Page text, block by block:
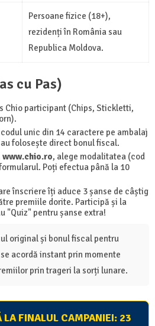
Persoane fizice (18+),
rezidenți în România sau
Republica Moldova.
cu Pas)
Chio participant (Chips, Stickletti,
unic din 14 caractere pe ambalaj
folosește direct bonul fiscal.
www.chio.ro, alege modalitatea (cod
Poți efectua până la 10
înscriere îți aduce 3 șanse de câștig
premiile dorite. Participă și la
"Quiz" pentru șanse extra!
original și bonul fiscal pentru
acordă instant prin momente
prin trageri la sorți lunare.
LA FINALUL CAMPANIEI: 23